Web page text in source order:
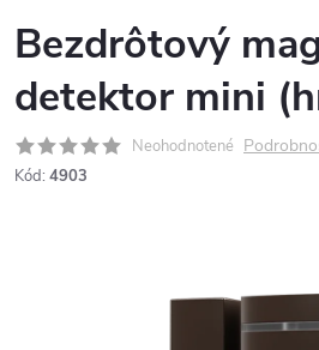
Bezdrôtový
detektor mini
Neohodnotené
Kód: 4903